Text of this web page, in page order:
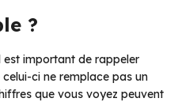
?
est important de rappeler
ci ne remplace pas un
que vous voyez peuvent